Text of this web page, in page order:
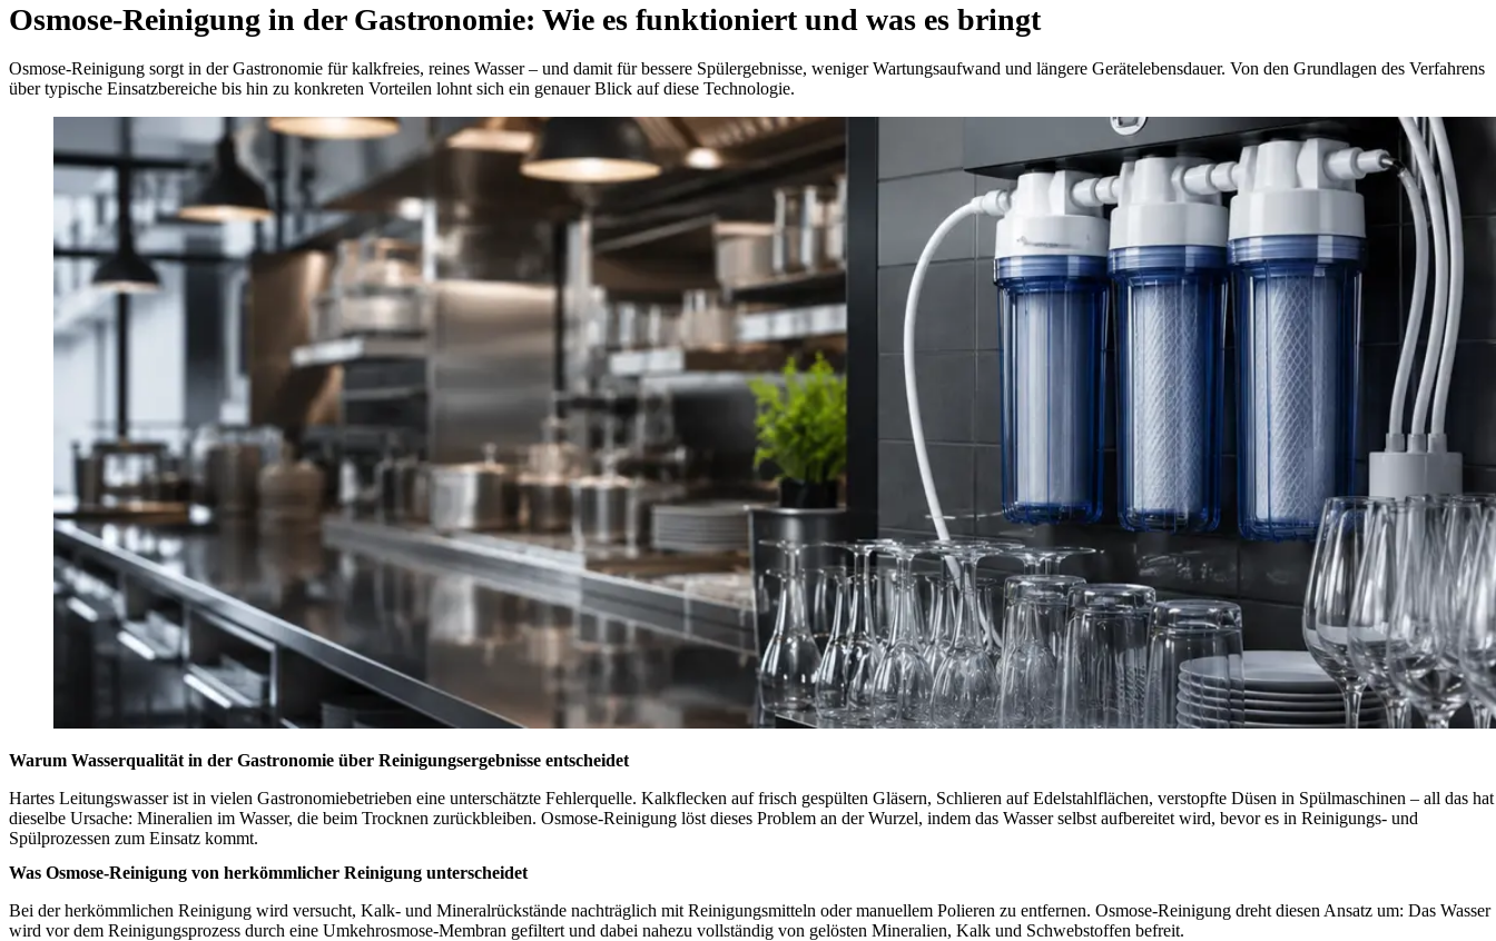
Osmose-Reinigung in der Gastronomie: Wie es funktioniert und was es bringt
Osmose-Reinigung sorgt in der Gastronomie für kalkfreies, reines Wasser – und damit für bessere Spülergebnisse, weniger Wartungsaufwand und längere Gerätelebensdauer. Von den Grundlagen des Verfahrens
über typische Einsatzbereiche bis hin zu konkreten Vorteilen lohnt sich ein genauer Blick auf diese Technologie.
Warum Wasserqualität in der Gastronomie über Reinigungsergebnisse entscheidet
Hartes Leitungswasser ist in vielen Gastronomiebetrieben eine unterschätzte Fehlerquelle. Kalkflecken auf frisch gespülten Gläsern, Schlieren auf Edelstahlflächen, verstopfte Düsen in Spülmaschinen – all das hat
dieselbe Ursache: Mineralien im Wasser, die beim Trocknen zurückbleiben. Osmose-Reinigung löst dieses Problem an der Wurzel, indem das Wasser selbst aufbereitet wird, bevor es in Reinigungs- und
Spülprozessen zum Einsatz kommt.
Was Osmose-Reinigung von herkömmlicher Reinigung unterscheidet
Bei der herkömmlichen Reinigung wird versucht, Kalk- und Mineralrückstände nachträglich mit Reinigungsmitteln oder manuellem Polieren zu entfernen. Osmose-Reinigung dreht diesen Ansatz um: Das Wasser
wird vor dem Reinigungsprozess durch eine Umkehrosmose-Membran gefiltert und dabei nahezu vollständig von gelösten Mineralien, Kalk und Schwebstoffen befreit.